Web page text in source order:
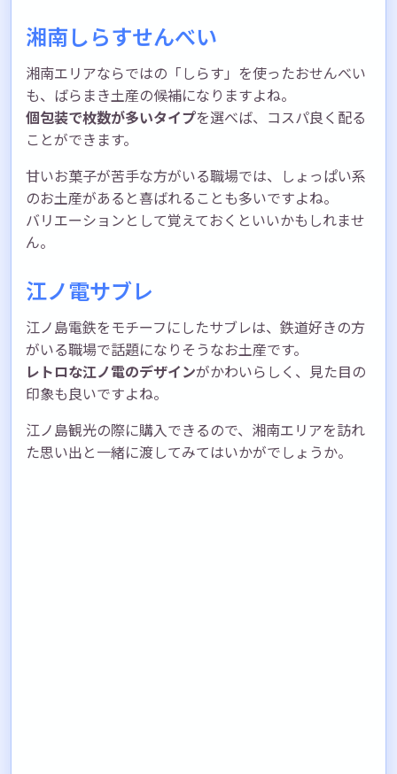
湘南しらすせんべい
湘南エリアならではの「しらす」を使ったおせんべい
も、ばらまき土産の候補になりますよね。
個包装で枚数が多いタイプを選べば、コスパ良く配る
ことができます。
甘いお菓子が苦手な方がいる職場では、しょっぱい系
のお土産があると喜ばれることも多いですよね。
バリエーションとして覚えておくといいかもしれませ
ん。
江ノ電サブレ
江ノ島電鉄をモチーフにしたサブレは、鉄道好きの方
がいる職場で話題になりそうなお土産です。
レトロな江ノ電のデザインがかわいらしく、見た目の
印象も良いですよね。
江ノ島観光の際に購入できるので、湘南エリアを訪れ
た思い出と一緒に渡してみてはいかがでしょうか。